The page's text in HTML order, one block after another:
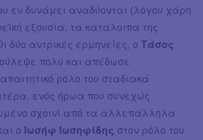
εν δυνάμει αναδύονται (λόγου χάρη
εξουσία, τα κατάλοιπα της
δύο αντρικές ερμηνείες, ο Τάσος
πολύ και απέδωσε
ρόλο του σταδιακά
ενός ήρωα που συνεχώς
σχοινί από τα αλλεπάλληλα
ο Ιωσήφ Ιωσηφίδης στον ρόλο του